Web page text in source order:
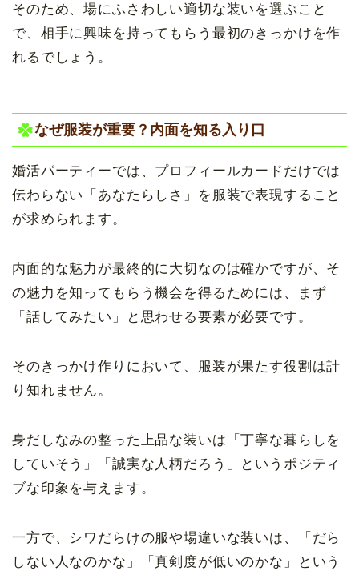
そのため、場にふさわしい適切な装いを選ぶこと
で、相手に興味を持ってもらう最初のきっかけを作
れるでしょう。
なぜ服装が重要？内面を知る入り口
婚活パーティーでは、プロフィールカードだけでは
伝わらない「あなたらしさ」を服装で表現すること
が求められます。
内面的な魅力が最終的に大切なのは確かですが、そ
の魅力を知ってもらう機会を得るためには、まず
「話してみたい」と思わせる要素が必要です。
そのきっかけ作りにおいて、服装が果たす役割は計
り知れません。
身だしなみの整った上品な装いは「丁寧な暮らしを
していそう」「誠実な人柄だろう」というポジティ
ブな印象を与えます。
一方で、シワだらけの服や場違いな装いは、「だら
しない人なのかな」「真剣度が低いのかな」という